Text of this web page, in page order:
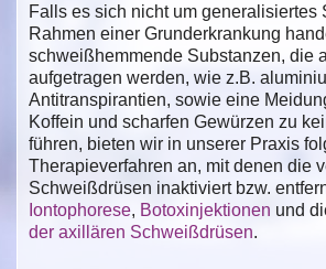
Falls es sich nicht um generalisiertes
Rahmen einer Grunderkrankung
schweißhemmende Substanzen, die
aufgetragen werden, wie z.B.
Antitranspirantien, sowie eine
Koffein und scharfen Gewürzen zu
führen, bieten wir in unserer Praxis
Therapieverfahren an, mit denen die
Schweißdrüsen inaktiviert bzw.
Iontophorese, Botoxinjektionen und
der axillären Schweißdrüsen.